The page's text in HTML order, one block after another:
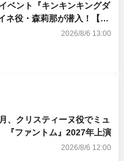
ベント『キンキンキングダ
ネ役・森莉那が潜入！【密
2026/8/6 13:00
、クリスティーヌ役でミュ
ファントム』2027年上演
2026/8/6 12:00